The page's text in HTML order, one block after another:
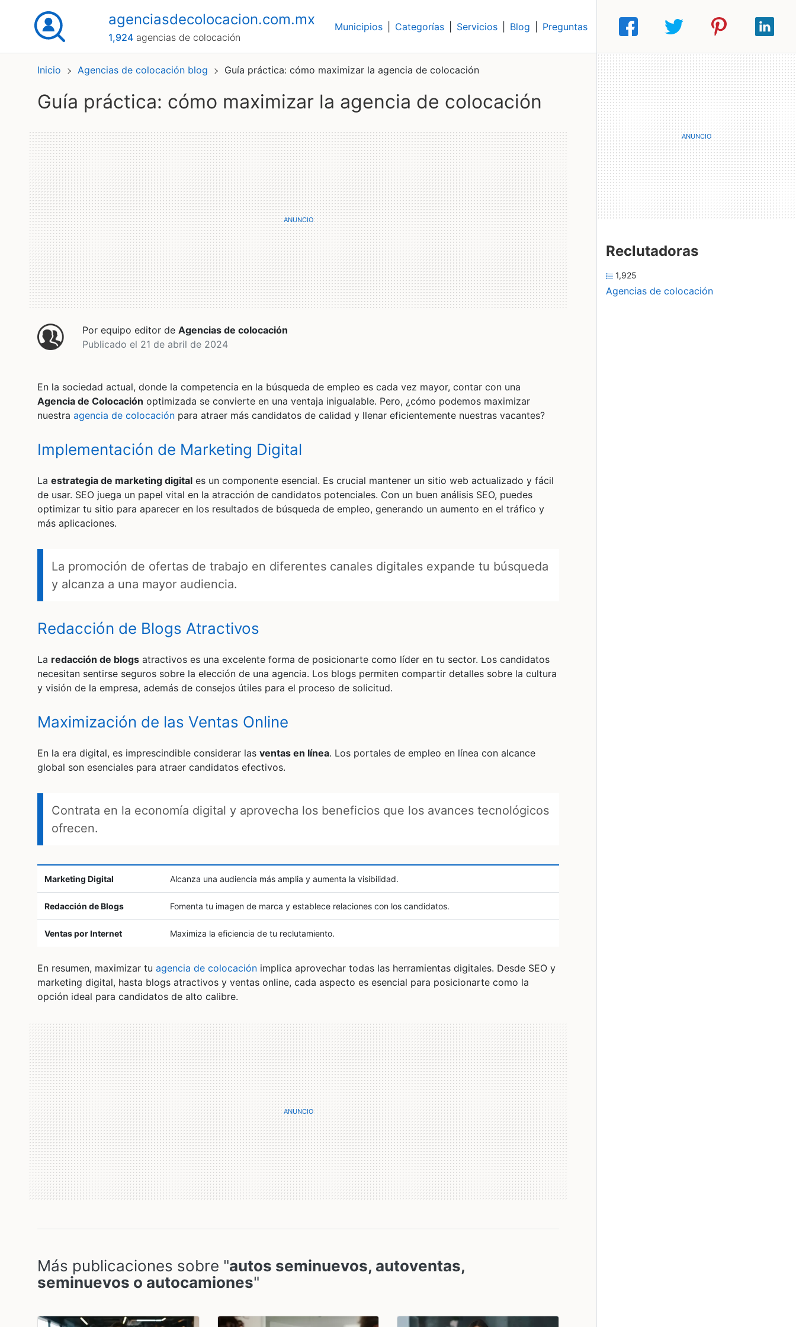
agenciasdecolocacion.com.mx
1,924agencias de colocación
Municipios Categorías Servicios Blog Preguntas
Inicio Agencias de colocación blog Guía práctica: cómo maximizar la agencia de colocación
guía práctica: cómo maximizar la agencia de colocación
Por equipo editor de Agencias de colocación
Publicado el 21 de abril de 2024
En la sociedad actual, donde la competencia en la búsqueda de empleo es cada vez mayor, contar con una
Agencia de Colocación optimizada se convierte en una ventaja inigualable. Pero, ¿cómo podemos maximizar
nuestra agencia de colocación para atraer más candidatos de calidad y llenar eficientemente nuestras vacantes?
Implementación de Marketing Digital
La estrategia de marketing digital es un componente esencial. Es crucial mantener un sitio web actualizado y fácil
de usar. SEO juega un papel vital en la atracción de candidatos potenciales. Con un buen análisis SEO, puedes
optimizar tu sitio para aparecer en los resultados de búsqueda de empleo, generando un aumento en el tráfico y
más aplicaciones.
La promoción de ofertas de trabajo en diferentes canales digitales expande tu búsqueda
y alcanza a una mayor audiencia.
Redacción de Blogs Atractivos
La redacción de blogs atractivos es una excelente forma de posicionarte como líder en tu sector. Los candidatos
necesitan sentirse seguros sobre la elección de una agencia. Los blogs permiten compartir detalles sobre la cultura
y visión de la empresa, además de consejos útiles para el proceso de solicitud.
Maximización de las Ventas Online
En la era digital, es imprescindible considerar las ventas en línea. Los portales de empleo en línea con alcance
global son esenciales para atraer candidatos efectivos.
Contrata en la economía digital y aprovecha los beneficios que los avances tecnológicos
ofrecen.
Marketing Digital Alcanza una audiencia más amplia y aumenta la visibilidad.
Redacción de Blogs Fomenta tu imagen de marca y establece relaciones con los candidatos.
Ventas por Internet Maximiza la eficiencia de tu reclutamiento.
En resumen, maximizar tu agencia de colocación implica aprovechar todas las herramientas digitales. Desde SEO y
marketing digital, hasta blogs atractivos y ventas online, cada aspecto es esencial para posicionarte como la
opción ideal para candidatos de alto calibre.
Más publicaciones sobre "autos seminuevos, autoventas,
seminuevos o autocamiones"
Reclutadoras
1,925
Agencias de colocación